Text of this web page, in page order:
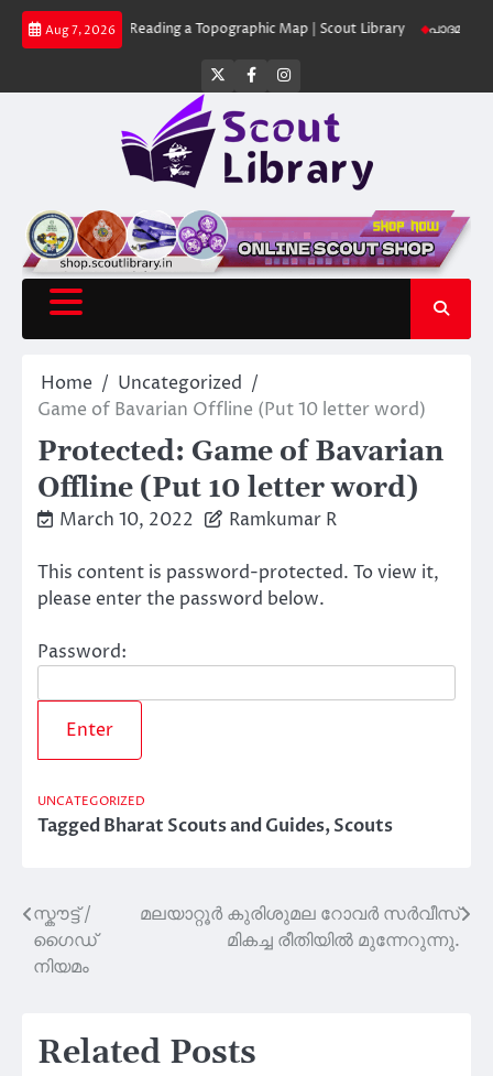
Skip
Aug 7, 2026
Reading a Topographic Map | Scout Library പാദമുദ്രകൾ വിടരുത്
Twitter
FacebookInstagram
Home
Uncategorized
Game of Bavarian Offline (Put 10 letter word)
Protected: Game of Bavarian
Offline (Put 10 letter word)
March 10, 2022 Ramkumar R
This content is password-protected. To view it,
please enter the password below.
Password:
UNCATEGORIZED
TaggedBharat Scouts and Guides,Scouts
Post
navigation
സ്കൗട്ട് /
ഗൈഡ്
നിയമം
മലയാറ്റൂർ കുരിശുമല റോവർ സർവീസ്
മികച്ച രീതിയിൽ മുന്നേറുന്നു.
Related Posts